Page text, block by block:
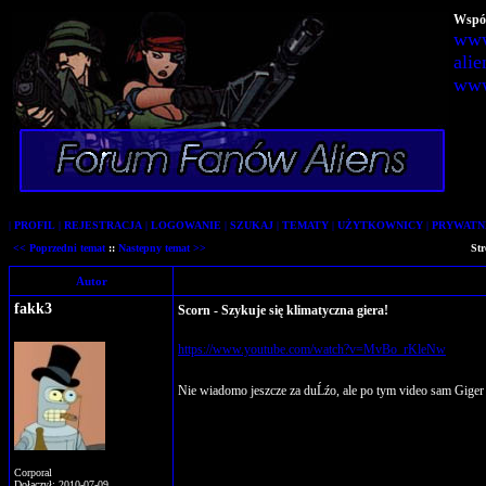
| PROFIL | REJESTRACJA | LOGOWANIE | SZUKAJ | TEMATY | UŻYTKOWNICY |
<< Poprzedni temat :: Nastepny temat >>
Autor
fakk3
Corporal
Scorn - Szykuje się klimatyczna giera!
https://www.youtube.com/watch?v=MvBo_rKleNw
Nie wiadomo jeszcze za duĹźo, ale po tym video sam